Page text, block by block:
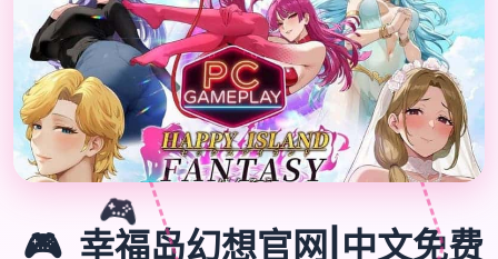
🎮
🎮 幸福岛幻想官网|中文免费